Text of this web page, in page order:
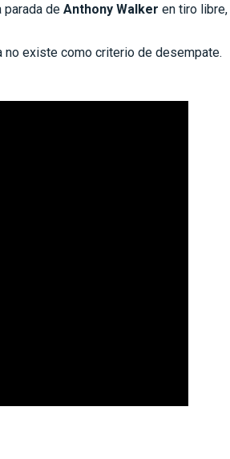
parada de Anthony Walker en tiro libre,
no existe como criterio de desempate.